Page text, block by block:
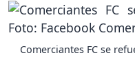
Comerciantes FC se